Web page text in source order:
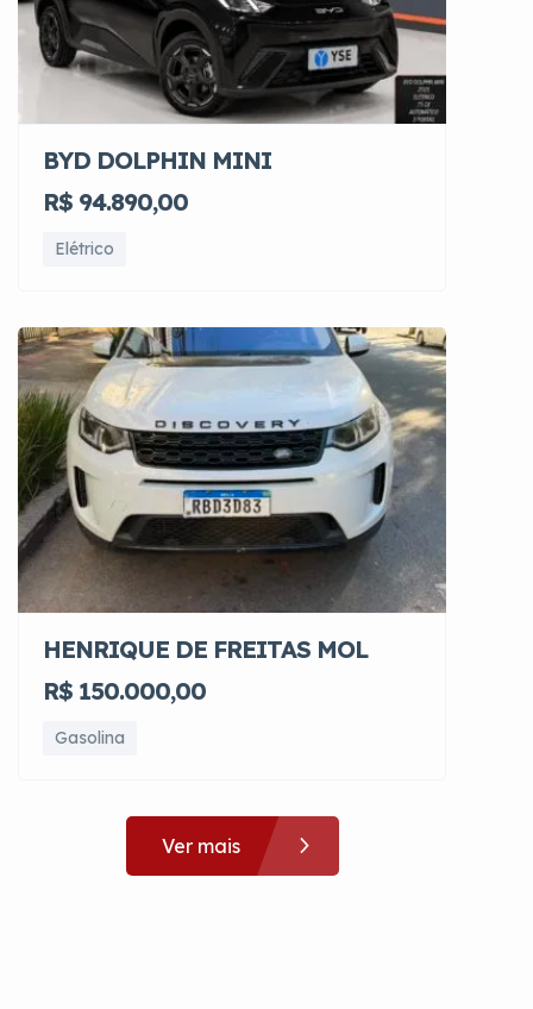
BYD DOLPHIN MINI
R$ 94.890,00
Elétrico
HENRIQUE DE FREITAS MOL
R$ 150.000,00
Gasolina
Ver mais